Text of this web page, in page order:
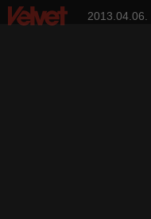
2013.04.06.